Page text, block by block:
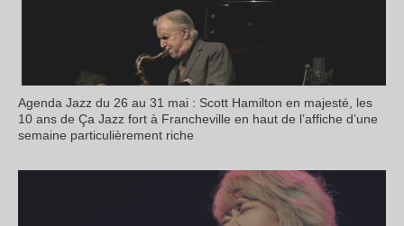
Agenda Jazz du 26 au 31 mai : Scott Hamilton en majesté, les
10 ans de Ça Jazz fort à Francheville en haut de l’affiche d’une
semaine particulièrement riche